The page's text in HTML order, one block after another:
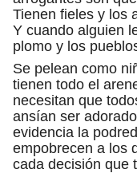
Tienen fieles y los
Y cuando alguien
plomo y los
Se pelean como
tienen todo el
necesitan que
ansían ser
evidencia la
empobrecen a los
cada decisión que